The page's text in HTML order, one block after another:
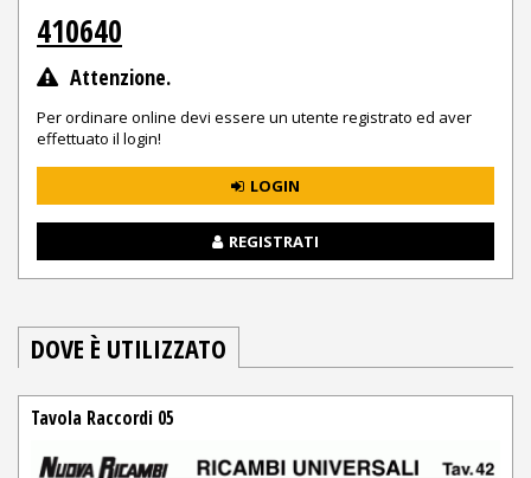
410640
Attenzione.
Per ordinare online devi essere un utente registrato ed aver
effettuato il login!
LOGIN
REGISTRATI
DOVE È UTILIZZATO
Tavola Raccordi 05